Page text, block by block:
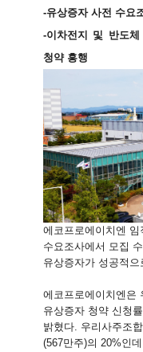
-유상증자 사전 수요
-이차전지 및 반도
청약 흥행
에코프로에이치엔
수요조사에서 모집
유상증자가 성공적
에코프로에이치엔은
유상증자 청약 신청
밝혔다. 우리사주조
(567만주)의 20%인